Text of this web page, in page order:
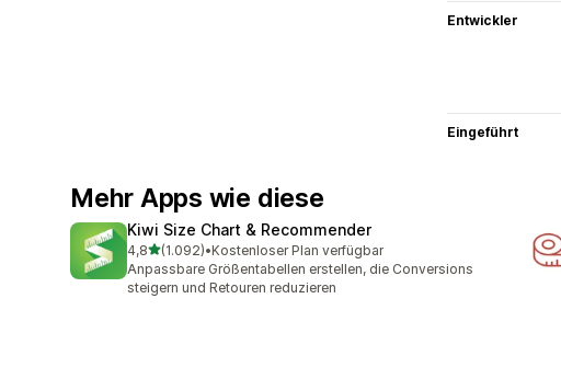
Entwickler
Eingeführt
Mehr Apps wie diese
Kiwi Size Chart & Recommender
4,8von 5 Sternen
(1.092)
1092 Rezensionen insgesamt
•Kostenloser Plan verfügbar
Anpassbare Größentabellen erstellen, die Conversions
steigern und Retouren reduzieren